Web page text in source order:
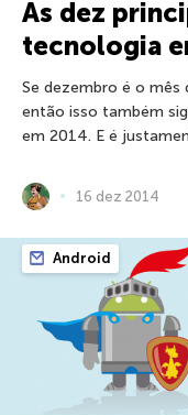
As dez
tecnologia
Se dezembro é o mês
então isso também
em 2014. E é
16 dez 2014
Android